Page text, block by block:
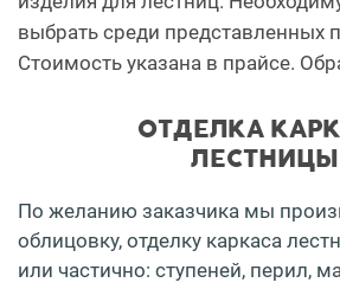
выбрать среди представленных
Стоимость указана в прайсе.
ОТДЕЛКА
ЛЕСТНИЦЫ
По желанию заказчика мы
облицовку, отделку каркаса
или частично: ступеней, перил,